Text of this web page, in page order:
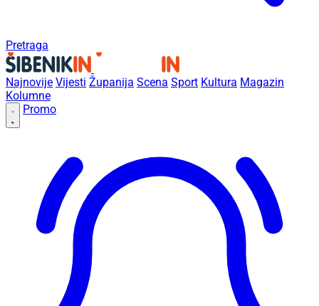
Pretraga
Najnovije Vijesti Županija Scena Sport Kultura Magazin
Kolumne
Promo